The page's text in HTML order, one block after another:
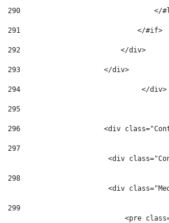
290
</
291
                            </#if>
292
                        </div>
293
                    </div>
294
				</div>
295
296
<div
297
<div
298
<div
299
<pre